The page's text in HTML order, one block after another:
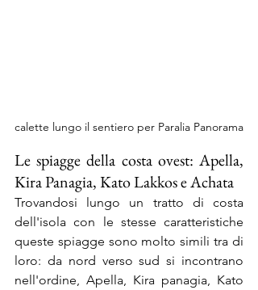
calette lungo il sentiero per Paralia Panorama
Le spiagge della costa ovest: Apella,
Kira Panagia, Kato Lakkos e Achata
Trovandosi lungo un tratto di costa
dell'isola con le stesse caratteristiche
queste spiagge sono molto simili tra di
loro: da nord verso sud si incontrano
nell'ordine, Apella, Kira panagia, Kato